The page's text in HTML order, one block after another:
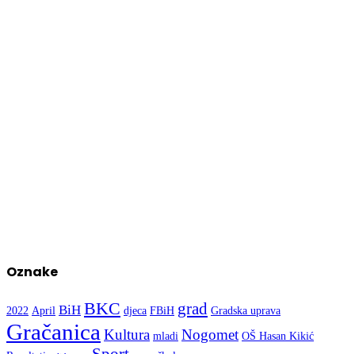
Oznake
2022 April BiH BKC djeca FBiH grad Gradska uprava
GračanicaKultura mladi Nogomet OŠ Hasan Kikić